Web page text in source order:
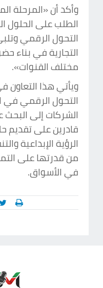
وأكد أن «المرحلة
الطلب على الحلول
التحول الرقمي
التجارية في بناء
مختلف القنوات».
ويأتي هذا
التحول الرقمي في
الشركات إلى
قادرين على تقديم
الرؤية الإبداعية
من قدرتها على
في الأسواق.